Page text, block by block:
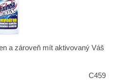
a zároveň mít aktivovaný Váš
C459